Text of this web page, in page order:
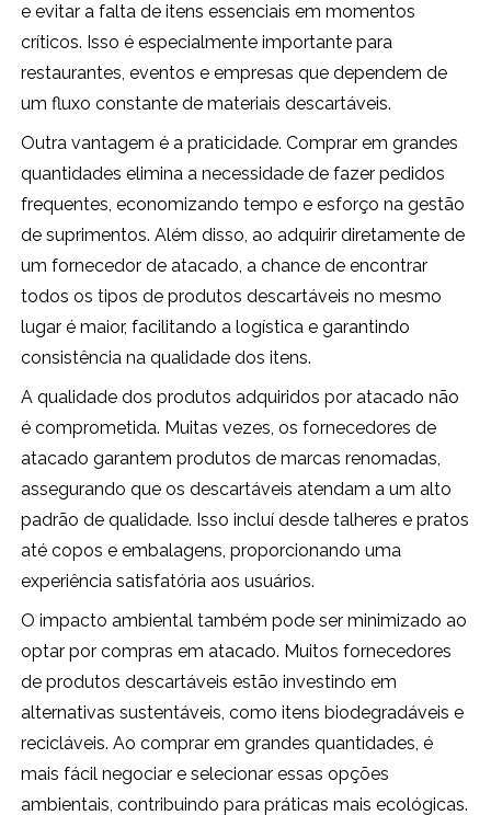
e evitar a falta de itens essenciais em momentos
críticos. Isso é especialmente importante para
restaurantes, eventos e empresas que dependem de
um fluxo constante de materiais descartáveis.
Outra vantagem é a praticidade. Comprar em grandes
quantidades elimina a necessidade de fazer pedidos
frequentes, economizando tempo e esforço na gestão
de suprimentos. Além disso, ao adquirir diretamente de
um fornecedor de atacado, a chance de encontrar
todos os tipos de produtos descartáveis no mesmo
lugar é maior, facilitando a logística e garantindo
consistência na qualidade dos itens.
A qualidade dos produtos adquiridos por atacado não
é comprometida. Muitas vezes, os fornecedores de
atacado garantem produtos de marcas renomadas,
assegurando que os descartáveis atendam a um alto
padrão de qualidade. Isso incluí desde talheres e pratos
até copos e embalagens, proporcionando uma
experiência satisfatória aos usuários.
O impacto ambiental também pode ser minimizado ao
optar por compras em atacado. Muitos fornecedores
de produtos descartáveis estão investindo em
alternativas sustentáveis, como itens biodegradáveis e
recicláveis. Ao comprar em grandes quantidades, é
mais fácil negociar e selecionar essas opções
ambientais, contribuindo para práticas mais ecológicas.